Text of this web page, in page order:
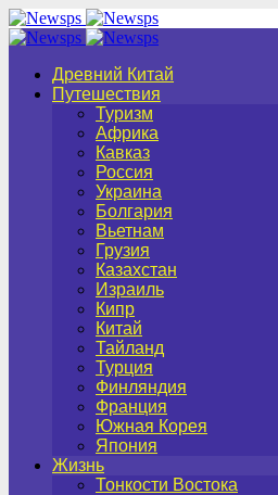
Древний Китай
Путешествия
Туризм
Африка
Кавказ
Россия
Украина
Болгария
Вьетнам
Грузия
Казахстан
Израиль
Кипр
Китай
Тайланд
Турция
Финляндия
Франция
Южная Корея
Япония
Жизнь
Тонкости Востока